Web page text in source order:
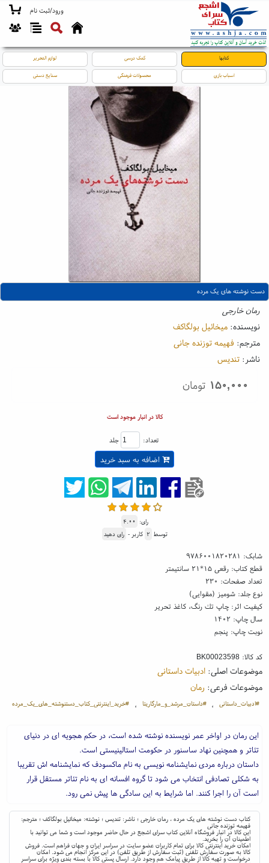
ورود/ثبت نام
کتابها کمک درسی لوازم التحریر
اسباب بازی محصولات فرهنگی صنایع دستی
دست نوشته های یک مرده
رمان خارجی
نویسنده: میخائیل بولگاکف
مترجم: فهیمه توزنده جانی
ناشر: تندیس
۱۵۰,۰۰۰ تومان
کالا در انبار موجود است
تعداد: جلد
اضافه به سبد خرید
رای: ۴.۰۰
توسط ۲ کاربر - رای دهید
شابک: ۹۷۸۶۰۰۱۸۲۰۲۸۱
قطع کتاب: رقعی ۱۵*۲۱ سانتیمتر
تعداد صفحات: ۲۳۰
نوع جلد: شومیز (مقوایی)
کیفیت اثر: چاپ تك رنگ، کاغذ تحریر
سال چاپ: ۱۴۰۲
نوبت چاپ: پنجم
کد کالا:BK00023598
موضوعات اصلی:ادبیات داستانی
موضوعات فرعی: رمان
#ادبیات_داستانی ، #داستان_مرشد_و_مارگاریتا ، #خرید_اینترنتی_کتاب_دستنوشته_های_یک_مرده
این رمان در اواخر عمر نویسنده نوشته شده است، در حکم هجویه ای در دنیای
تئاتر و همچنین نهاد ساسنور در حکومت استالینیستی است.
داستان درباره مردی نمایشنامه نویسی به نام ماکسودف که نمایشنامه اش تقریبا
به شکلی تصادفی انتخاب می شود تا گروه افسانه ای به نام تئاتر مستقل قرار
است آن را اجرا کنند. اما شرایط به این سادگی ها پیش نمی رود.
کتاب دست نوشته های یک مرده ، رمان خارجی ؛ ناشر: تندیس ؛ نوشته: میخائیل بولگاکف ؛ مترجم:
فهیمه توزنده جانی
این کالا در انبار فروشگاه آنلاین کتاب سرای اشجع در حال حاضر موجود است و شما می توانید با
اطمینان آن را بخرید.
امکان خرید اینترنتی کالا برای تمام کاربران عضو سایت در سراسر ایران و جهان فراهم است. فروش
کالا به صورت سفارش تلفنی (ثبت سفارش از طریق تلفن) در این مرکز انجام می شود. امکان
درخواست و تهیه کالا از طریق پیامک هم وجود دارد. ارسال پستی کالا با بسته بندی ویژه برای سراسر